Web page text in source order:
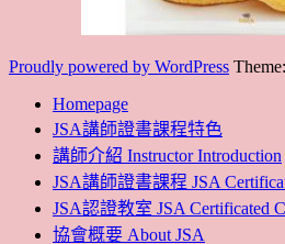
Proudly powered by WordPress
Homepage
JSA講師證書課程特色
講師介紹 Instructor Introduction
JSA講師證書課程 JSA
JSA認證教室 JSA Certificated
協會概要 About JSA